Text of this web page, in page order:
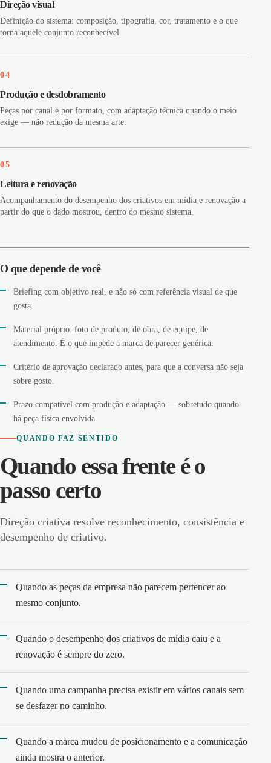
Direção visual
Definição do sistema: composição, tipografia, cor, tratamento e o que
torna aquele conjunto reconhecível.
04
Produção e desdobramento
Peças por canal e por formato, com adaptação técnica quando o meio
exige — não redução da mesma arte.
05
Leitura e renovação
Acompanhamento do desempenho dos criativos em mídia e renovação a
partir do que o dado mostrou, dentro do mesmo sistema.
O que depende de você
Briefing com objetivo real, e não só com referência visual de que
gosta.
Material próprio: foto de produto, de obra, de equipe, de
atendimento. É o que impede a marca de parecer genérica.
Critério de aprovação declarado antes, para que a conversa não seja
sobre gosto.
Prazo compatível com produção e adaptação — sobretudo quando
há peça física envolvida.
QUANDO FAZ SENTIDO
Quando essa frente é o
passo certo
Direção criativa resolve reconhecimento, consistência e
desempenho de criativo.
Quando as peças da empresa não parecem pertencer ao
mesmo conjunto.
Quando o desempenho dos criativos de mídia caiu e a
renovação é sempre do zero.
Quando uma campanha precisa existir em vários canais sem
se desfazer no caminho.
Quando a marca mudou de posicionamento e a comunicação
ainda mostra o anterior.